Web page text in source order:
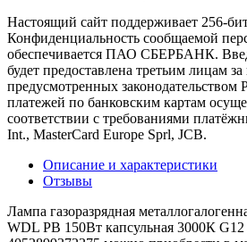
Настоящий сайт поддерживает 256-
Конфиденциальность сообщаемой
обеспечивается ПАО СБЕРБАНК.
будет предоставлена третьим лицам
предусмотренных
платежей по банковским картам
соответствии с требованиями
Int., MasterCard Europe Sprl, JCB.
Описание и характеристики
Отзывы
Лампа газоразрядная
WDL PB 150Вт капсульная 3000К